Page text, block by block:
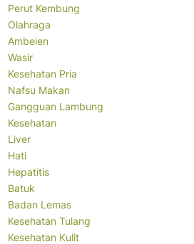
Perut Kembung
Olahraga
Ambeien
Wasir
Kesehatan Pria
Nafsu Makan
Gangguan Lambung
Kesehatan
Liver
Hati
Hepatitis
Batuk
Badan Lemas
Kesehatan Tulang
Kesehatan Kulit